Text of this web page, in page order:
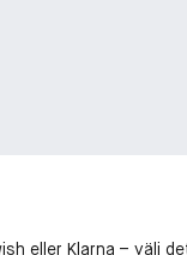
eller Klarna – välj